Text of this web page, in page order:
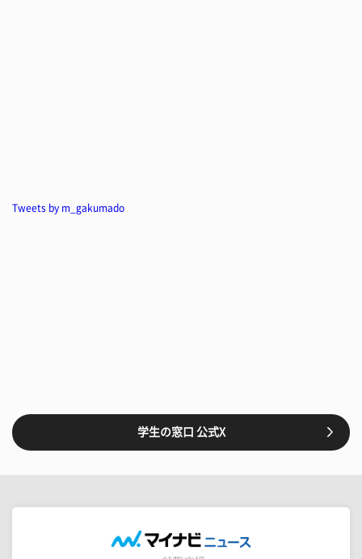
Tweets by m_gakumado
学生の窓口 公式X